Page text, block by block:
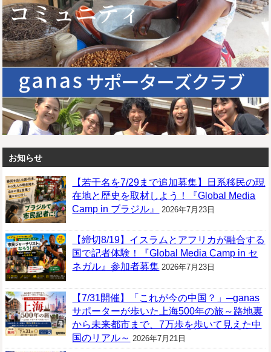
お知らせ
【若干名を7/29まで追加募集】日系移民の現
在地と歴史を取材しよう！『Global Media
Camp in ブラジル』
2026年7月23日
【締切8/19】イスラムとアフリカが融合する
国で記者体験！『Global Media Camp in セ
ネガル』参加者募集 2026年7月23日
【7/31開催】「これが今の中国？」─ganas
サポーターが歩いた上海500年の旅～路地裏
から未来都市まで、7万歩を歩いて見えた中
国のリアル～ 2026年7月21日